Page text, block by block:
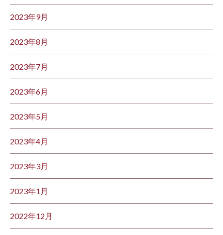
2023年9月
2023年8月
2023年7月
2023年6月
2023年5月
2023年4月
2023年3月
2023年1月
2022年12月